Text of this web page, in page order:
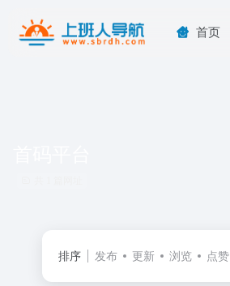
首页
排序 发布 更新 浏览 点赞